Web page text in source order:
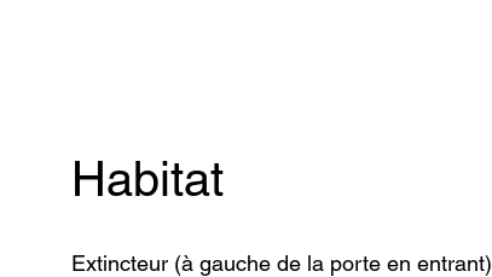
Habitat
Extincteur (à gauche de la porte en entrant)